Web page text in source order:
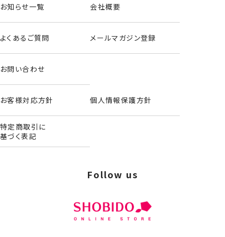
お知らせ一覧 会社概要
よくあるご質問 メールマガジン登録
お問い合わせ
お客様対応方針 個人情報保護方針
特定商取引に
基づく表記
Follow us